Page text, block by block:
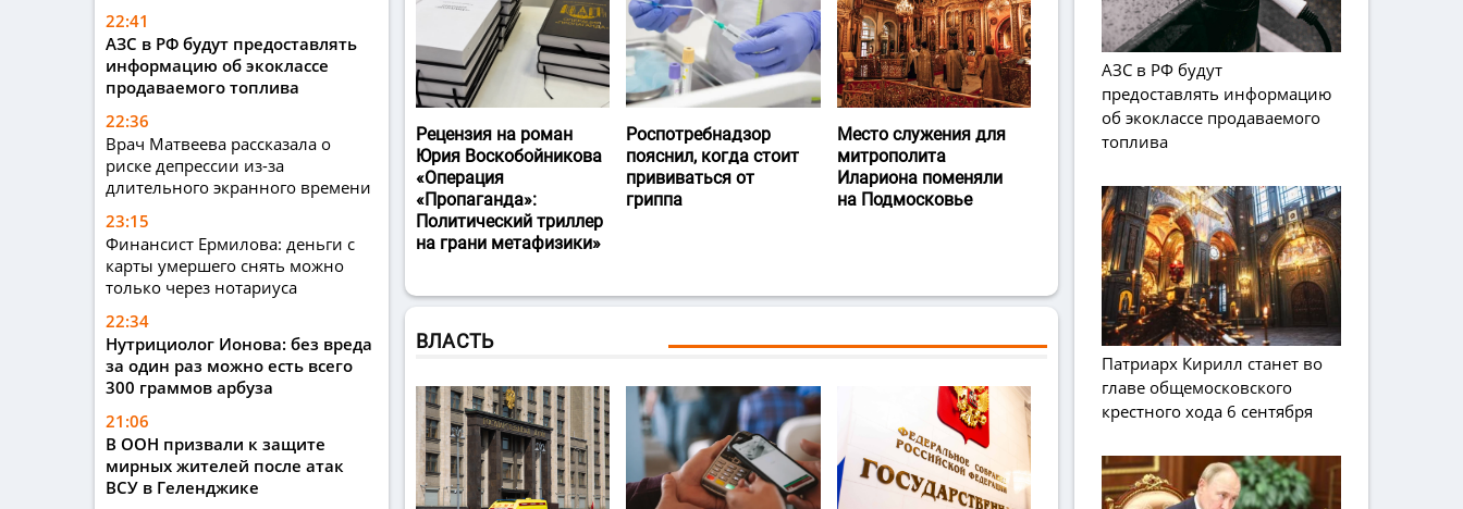
22:41
АЗС в РФ будут предоставлять
информацию об экоклассе
продаваемого топлива
22:36
Врач Матвеева рассказала о
риске депрессии из-за
длительного экранного времени
23:15
Финансист Ермилова: деньги с
карты умершего снять можно
только через нотариуса
22:34
Нутрициолог Ионова: без вреда
за один раз можно есть всего
300 граммов арбуза
21:06
В ООН призвали к защите
мирных жителей после атак
ВСУ в Геленджике
Рецензия на роман
Юрия Воскобойникова
«Операция
«Пропаганда»:
Политический триллер
на грани метафизики»
Роспотребнадзор
пояснил, когда стоит
прививаться от
гриппа
Место служения для
митрополита
Илариона поменяли
на Подмосковье
ВЛАСТЬ
АЗС в РФ будут
предоставлять информацию
об экоклассе продаваемого
топлива
Патриарх Кирилл станет во
главе общемосковского
крестного хода 6 сентября